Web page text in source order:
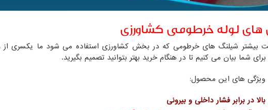
لوله خرطومی کشاورزی
بیشتر شیلنگ های خرطومی که در بخش کشاورزی استفاده می شود ما یکسری از
برای شما بیان می کنیم تا در هنگام خرید بهتر بتوانید تصمیم بگیرید.
ویژگی های این محصول:
در برابر فشار داخلی و بیرونی